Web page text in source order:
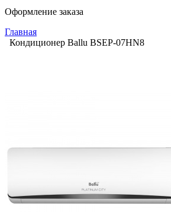
Оформление заказа
Главная
Кондиционер Ballu BSEP-07HN8